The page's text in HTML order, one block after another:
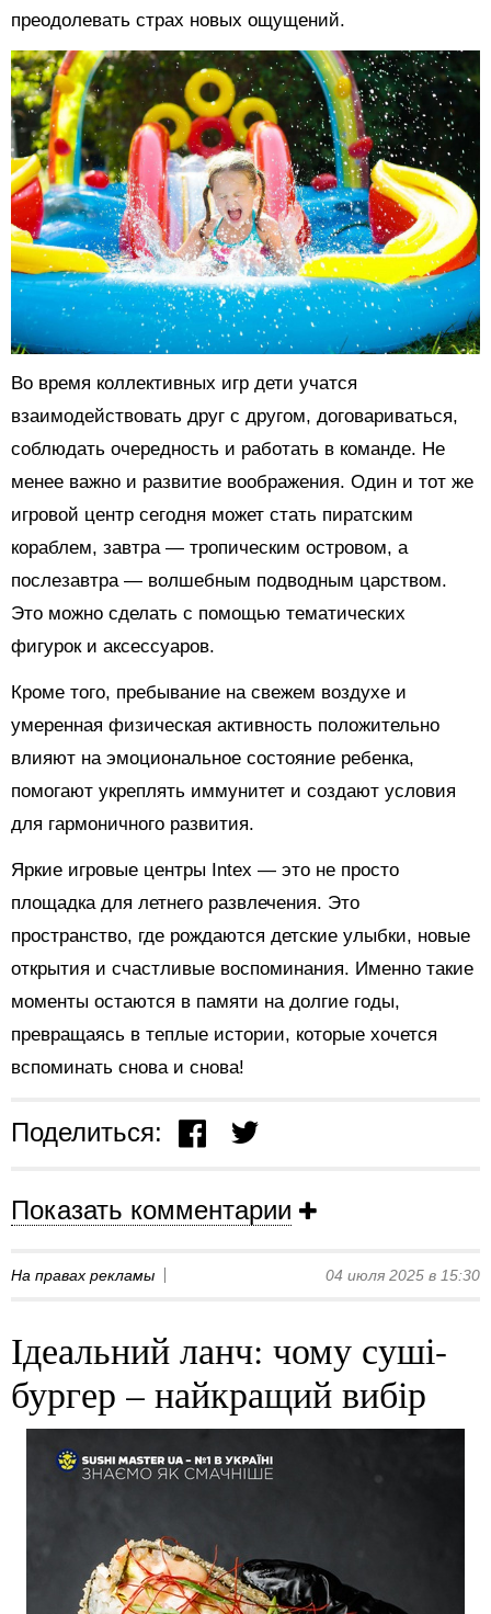
преодолевать страх новых ощущений.
Во время коллективных игр дети учатся
взаимодействовать друг с другом, договариваться,
соблюдать очередность и работать в команде. Не
менее важно и развитие воображения. Один и тот же
игровой центр сегодня может стать пиратским
кораблем, завтра — тропическим островом, а
послезавтра — волшебным подводным царством.
Это можно сделать с помощью тематических
фигурок и аксессуаров.
Кроме того, пребывание на свежем воздухе и
умеренная физическая активность положительно
влияют на эмоциональное состояние ребенка,
помогают укреплять иммунитет и создают условия
для гармоничного развития.
Яркие игровые центры Intex — это не просто
площадка для летнего развлечения. Это
пространство, где рождаются детские улыбки, новые
открытия и счастливые воспоминания. Именно такие
моменты остаются в памяти на долгие годы,
превращаясь в теплые истории, которые хочется
вспоминать снова и снова!
Поделиться:
Показать комментарии
На правах рекламы 04 июля 2025 в 15:30
Ідеальний ланч: чому суші-
бургер – найкращий вибір